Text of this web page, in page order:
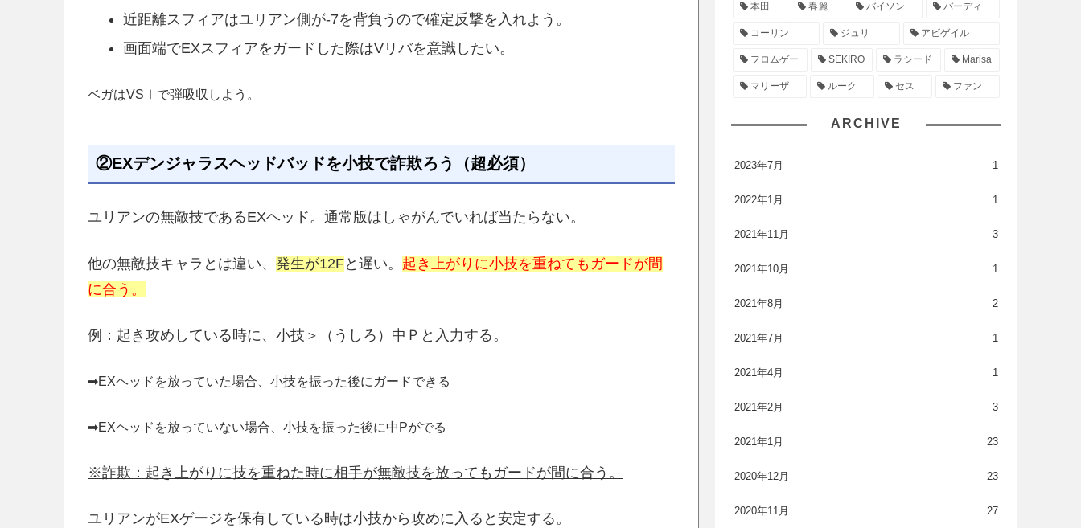
近距離スフィアはユリアン側が-7を背負うので確定反撃を入れよう。
画面端でEXスフィアをガードした際はVリバを意識したい。
ベガはVSⅠで弾吸収しよう。
②EXデンジャラスヘッドバッドを小技で詐欺ろう（超必須）
ユリアンの無敵技であるEXヘッド。通常版はしゃがんでいれば当たらない。
他の無敵技キャラとは違い、 発生が12Fと遅い。 起き上がりに小技を重ねてもガードが間
に合う。
例：起き攻めしている時に、小技＞（うしろ）中Ｐと入力する。
➡EXヘッドを放っていた場合、小技を振った後にガードできる
➡EXヘッドを放っていない場合、小技を振った後に中Pがでる
※詐欺：起き上がりに技を重ねた時に相手が無敵技を放ってもガードが間に合う。
ユリアンがEXゲージを保有している時は小技から攻めに入ると安定する。
本田 春麗 バイソン バーディ
コーリン ジュリ アビゲイル
フロムゲー SEKIRO ラシード Marisa
マリーザ ルーク セス ファン
ARCHIVE
2023年7月 1
2022年1月 1
2021年11月 3
2021年10月 1
2021年8月 2
2021年7月 1
2021年4月 1
2021年2月 3
2021年1月 23
2020年12月 23
2020年11月 27